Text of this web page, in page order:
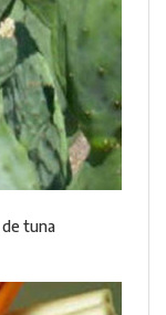
tuna